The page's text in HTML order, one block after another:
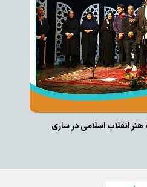
هنر انقلاب اسلامی در ساری